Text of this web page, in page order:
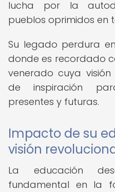
lucha por la
pueblos oprimidos en
Su legado perdura
donde es recordado
venerado cuya
de inspiración
presentes y futuras.
Impacto de su
visión
La educación
fundamental en la